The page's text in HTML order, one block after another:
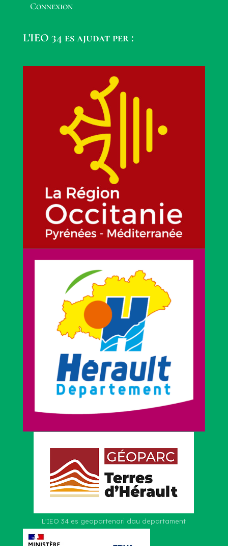
Connexion
L'IEO 34 es ajudat per :
L'IEO 34 es geopartenari dau departament